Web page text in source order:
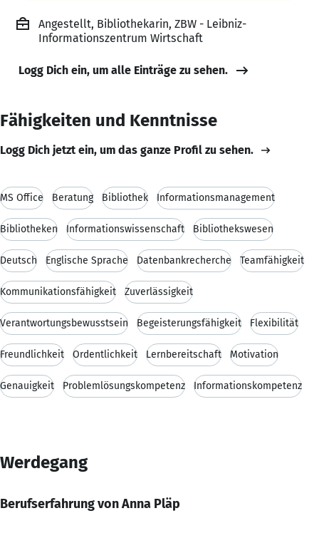
Angestellt, Bibliothekarin, ZBW - Leibniz-
Informationszentrum Wirtschaft
Logg Dich ein, um alle Einträge zu sehen.
Fähigkeiten und Kenntnisse
Logg Dich jetzt ein, um das ganze Profil zu sehen.
MS Office Beratung Bibliothek Informationsmanagement
Bibliotheken Informationswissenschaft Bibliothekswesen
Deutsch Englische Sprache Datenbankrecherche Teamfähigkeit
Kommunikationsfähigkeit Zuverlässigkeit
Verantwortungsbewusstsein Begeisterungsfähigkeit Flexibilität
Freundlichkeit Ordentlichkeit Lernbereitschaft Motivation
Genauigkeit Problemlösungskompetenz Informationskompetenz
Werdegang
Berufserfahrung von Anna Pläp